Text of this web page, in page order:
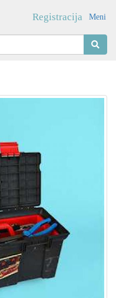
Meni
Registracija